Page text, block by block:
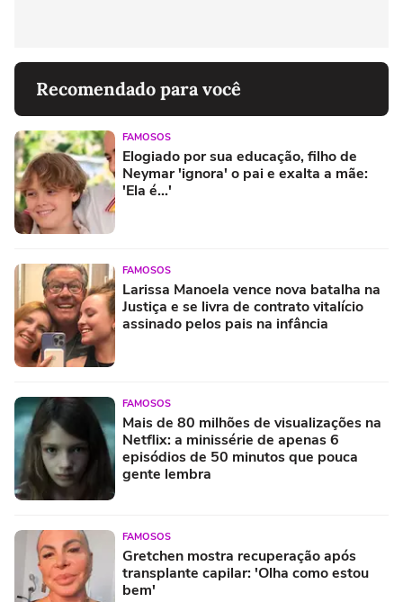
Recomendado para você
FAMOSOS
Elogiado por sua educação, filho de
Neymar 'ignora' o pai e exalta a mãe:
'Ela é...'
FAMOSOS
Larissa Manoela vence nova batalha na
Justiça e se livra de contrato vitalício
assinado pelos pais na infância
FAMOSOS
Mais de 80 milhões de visualizações na
Netflix: a minissérie de apenas 6
episódios de 50 minutos que pouca
gente lembra
FAMOSOS
Gretchen mostra recuperação após
transplante capilar: 'Olha como estou
bem'